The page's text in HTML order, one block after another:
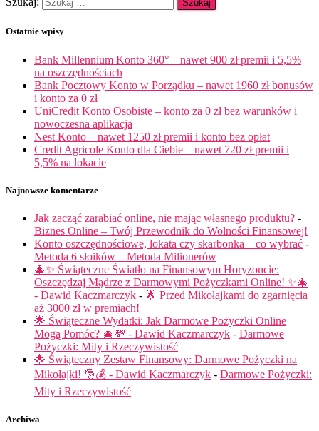
Ostatnie wpisy
Bank Millennium Konto 360° – nawet 900 zł premii i 5,5%
na oszczędnościach
Bank Pocztowy Konto w Porządku – nawet 1960 zł bonusów
i konto za 0 zł
UniCredit Konto Osobiste – konto za 0 zł bez warunków i
nowoczesna aplikacja
Nest Konto – nawet 1250 zł premii i konto bez opłat
Credit Agricole Konto dla Ciebie – nawet 720 zł premii i
5,5% na lokacie
Najnowsze komentarze
Jak zacząć zarabiać online, nie mając własnego produktu? -
Biznes Online – Twój Przewodnik do Wolności Finansowej!
Konto oszczędnościowe, lokata czy skarbonka – co wybrać -
Metoda 6 słoików – Metoda Milionerów
🎄✨ Świąteczne Światło na Finansowym Horyzoncie:
Oszczędzaj Mądrze z Darmowymi Pożyczkami Online! ✨🎄
- Dawid Kaczmarczyk - 🌟 Przed Mikołajkami do zgarnięcia
aż 3000 zł w premiach!
🌟 Świąteczne Wydatki: Jak Darmowe Pożyczki Online
Mogą Pomóc? 🎄💸 - Dawid Kaczmarczyk - Darmowe
Pożyczki: Mity i Rzeczywistość
🌟 Świąteczny Zestaw Finansowy: Darmowe Pożyczki na
Mikołajki! 🎅💰 - Dawid Kaczmarczyk - Darmowe Pożyczki:
Mity i Rzeczywistość
Archiwa